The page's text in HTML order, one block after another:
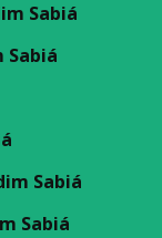
Sabiá
Sabiá
Sabiá
Sabiá